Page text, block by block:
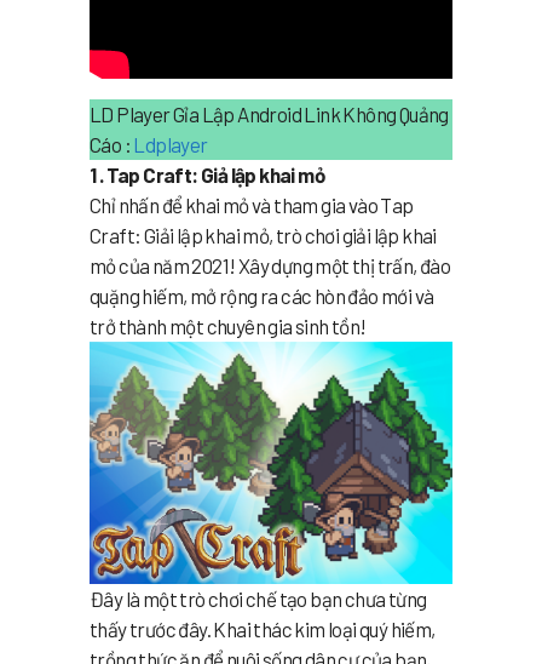
LD Player Gỉa Lập Android Link Không Quảng
Cáo : Ldplayer
1 . Tap Craft: Giả lập khai mỏ
Chỉ nhấn để khai mỏ và tham gia vào Tap
Craft: Giải lập khai mỏ, trò chơi giải lập khai
mỏ của năm 2021! Xây dựng một thị trấn, đào
quặng hiếm, mở rộng ra các hòn đảo mới và
trở thành một chuyên gia sinh tồn!
Đây là một trò chơi chế tạo bạn chưa từng
thấy trước đây. Khai thác kim loại quý hiếm,
trồng thức ăn để nuôi sống dân cư của bạn,